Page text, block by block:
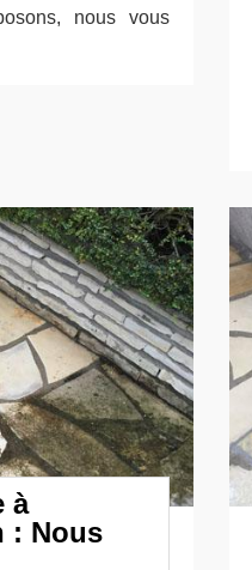
nous vous
à
: Nous